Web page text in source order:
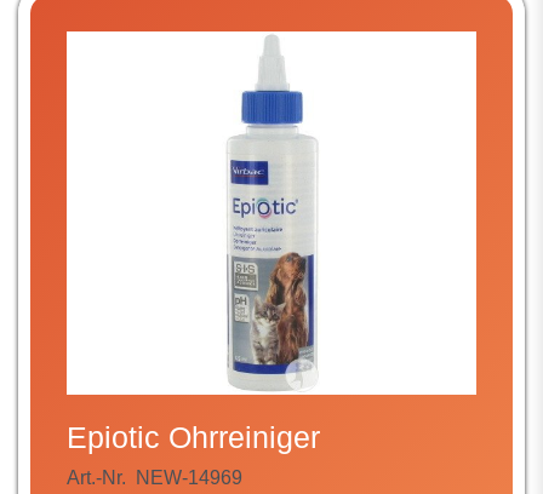
Epiotic Ohrreiniger
Art.-Nr.
NEW-14969